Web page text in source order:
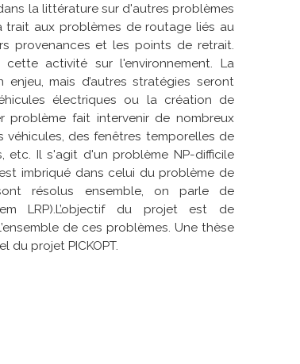
la littérature sur d'autres problèmes
trait aux problèmes deroutageliés au
provenances et les points de retrait.
activité sur l'environnement. La
mais d’autres stratégies seront
électriques ou la création de
problème fait intervenir de nombreux
des fenêtres temporelles de
etc. Il s'agit d'un problème NP-difficile
imbriqué dans celui du problème de
résolus ensemble, on parle de
LRP).L’objectif du projet est de
de ces problèmes. Une thèse
du projet PICKOPT.